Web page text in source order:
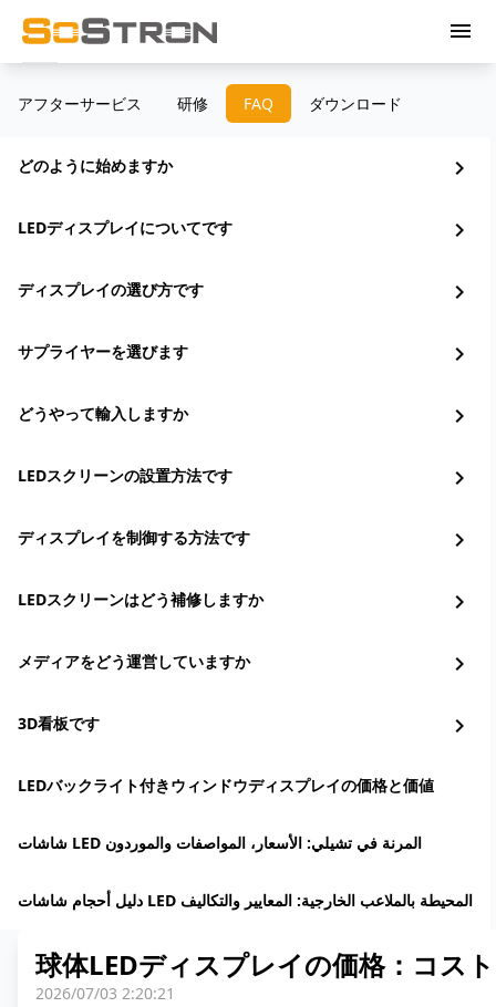
menu
アフターサービス 研修 FAQ ダウンロード
どのように始めますか chevron_right
LEDディスプレイについてです chevron_right
ディスプレイの選び方です chevron_right
サプライヤーを選びます chevron_right
どうやって輸入しますか chevron_right
LEDスクリーンの設置方法です chevron_right
ディスプレイを制御する方法です chevron_right
LEDスクリーンはどう補修しますか chevron_right
メディアをどう運営していますか chevron_right
3D看板です chevron_right
LEDバックライト付きウィンドウディスプレイの価格と価値
شاشات LED المرنة في تشيلي: الأسعار، المواصفات والموردون
دليل أحجام شاشات LED المحيطة بالملاعب الخارجية: المعايير والتكاليف
球体LEDディスプレイの価格：コス
2026/07/03 2:20:21